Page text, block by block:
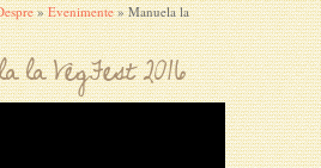
»Evenimente» Manuela la
la VegFest 2016